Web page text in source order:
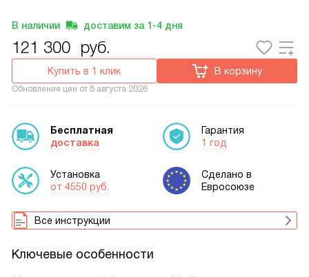
В наличии доставим за 1-4 дня
121 300 руб.
Купить в 1 клик В корзину
Обновление цен от 8 августа 2026
Бесплатная
доставка
Установка
от 4550 руб.
Гарантия
1 год
Сделано в
Евросоюзе
Все инструкции
Ключевые особенности